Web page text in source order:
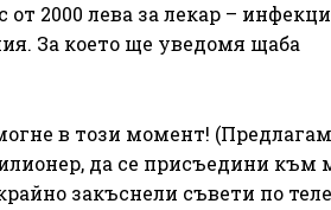
2000 лева за лекар –
За което ще уведомя щаба
в този момент!
да се присъедини към
закъснели съвети по